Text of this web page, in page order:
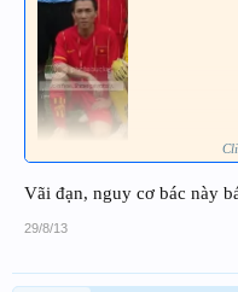
Vãi đạn, nguy cơ bác này
29/8/13